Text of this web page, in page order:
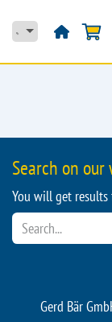
Search on our
You will get results
Gerd Bär